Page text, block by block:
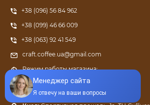
+38 (096) 56 84 962
+38 (099) 46 66 009
+38 (063) 92 41 549
craft.coffee.ua@gmail.com
Режим работы магазина:
ПН - ПТ: с 9:00 до 21:00
Харьков:ул. Григория Сковороды, 66